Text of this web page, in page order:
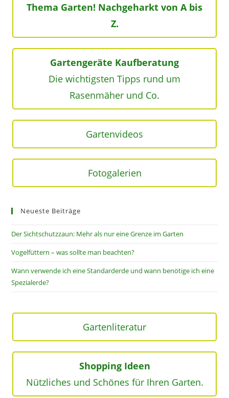
Thema Garten! Nachgeharkt von A bis
Z.
Gartengeräte Kaufberatung
Die wichtigsten Tipps rund um
Rasenmäher und Co.
Gartenvideos
Fotogalerien
Neueste Beiträge
Der Sichtschutzzaun: Mehr als nur eine Grenze im Garten
Vogelfüttern – was sollte man beachten?
Wann verwende ich eine Standarderde und wann benötige ich eine
Spezialerde?
Gartenliteratur
Shopping Ideen
Nützliches und Schönes für Ihren Garten.